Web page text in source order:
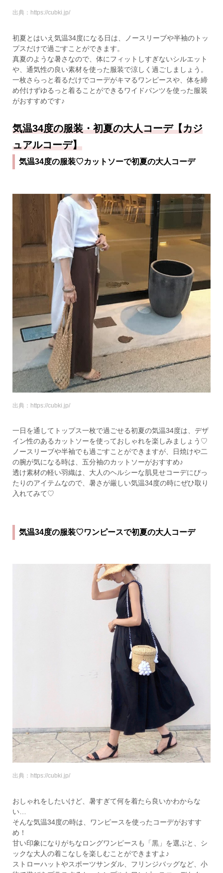
出典：https://cubki.jp/
初夏とはいえ気温34度になる日は、ノースリーブや半袖のトッ
プスだけで過ごすことができます。
真夏のような暑さなので、体にフィットしすぎないシルエット
や、通気性の良い素材を使った服装で涼しく過ごしましょう。
一枚さらっと着るだけでコーデがキマるワンピースや、体を締
め付けずゆるっと着ることができるワイドパンツを使った服装
がおすすめです♪
気温34度の服装・初夏の大人コーデ【カジ
ュアルコーデ】
気温34度の服装♡カットソーで初夏の大人コーデ
出典：https://cubki.jp/
一日を通してトップス一枚で過ごせる初夏の気温34度は、デザ
イン性のあるカットソーを使っておしゃれを楽しみましょう♡
ノースリーブや半袖でも過ごすことができますが、日焼けや二
の腕が気になる時は、五分袖のカットソーがおすすめ♪
透け素材の軽い羽織は、大人のヘルシーな肌見せコーデにぴっ
たりのアイテムなので、暑さが厳しい気温34度の時にぜひ取り
入れてみて♡
気温34度の服装♡ワンピースで初夏の大人コーデ
出典：https://cubki.jp/
おしゃれをしたいけど、暑すぎて何を着たら良いかわからな
い…
そんな気温34度の時は、ワンピースを使ったコーデがおすす
め！
甘い印象になりがちなロングワンピースも「黒」を選ぶと、シ
ックな大人の着こなしを楽しむことができますよ♪
ストローハットやスポーツサンダル、フリンジバッグなど、小